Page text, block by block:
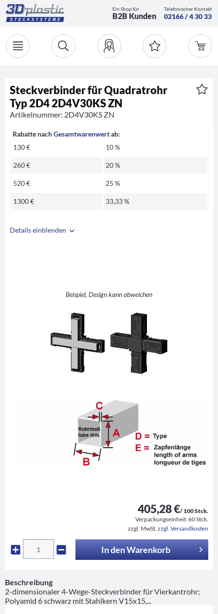
Ein Shop für
B2B Kunden
Telefonischer Kontakt
02166 / 4 30 33
Details einblenden
Beispiel, Design kann abweichen
Steckverbinder für Quadratrohr
Typ 2D4 2D4V30KS ZN
Artikelnummer: 2D4V30KS ZN
Rabatte nachGesamtwarenwertab:
130 €
10 %
260 € 20 %
520 € 25 %
1300 € 33,33 %
405,28 €/ 100 Stck.
Verpackungseinheit:60 Stck.
zzgl. MwSt. zzgl. Versandkosten
In denWarenkorb
Beschreibung
2-dimensionaler 4-Wege-Steckverbinder für Vierkantrohr;
Polyamid 6 schwarz mit Stahlkern V15x15,...